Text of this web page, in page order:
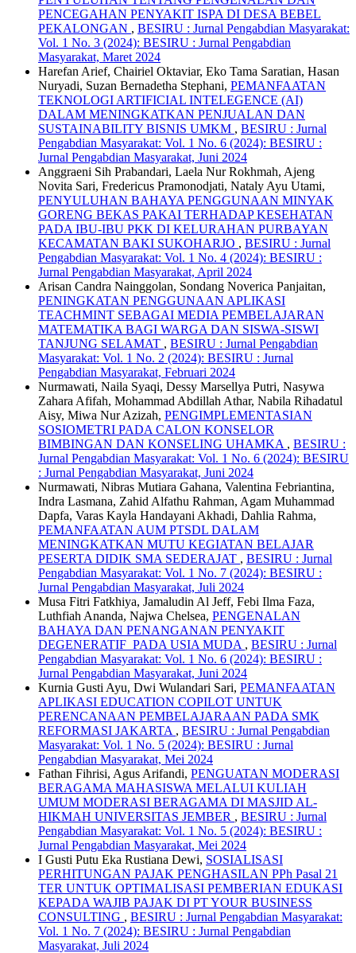
PENCEGAHAN PENYAKIT ISPA DI DESA BEBEL
PEKALONGAN , BESIRU : Jurnal Pengabdian Masyarakat:
Vol. 1 No. 3 (2024): BESIRU : Jurnal Pengabdian
Masyarakat, Maret 2024
Harefan Arief, Chairiel Oktaviar, Eko Tama Saratian, Hasan
Nuryadi, Suzan Bernadetha Stephani, PEMANFAATAN
TEKNOLOGI ARTIFICIAL INTELEGENCE (AI)
DALAM MENINGKATKAN PENJUALAN DAN
SUSTAINABILITY BISNIS UMKM , BESIRU : Jurnal
Pengabdian Masyarakat: Vol. 1 No. 6 (2024): BESIRU :
Jurnal Pengabdian Masyarakat, Juni 2024
Anggraeni Sih Prabandari, Laela Nur Rokhmah, Ajeng
Novita Sari, Fredericus Pramonodjati, Nataly Ayu Utami,
PENYULUHAN BAHAYA PENGGUNAAN MINYAK
GORENG BEKAS PAKAI TERHADAP KESEHATAN
PADA IBU-IBU PKK DI KELURAHAN PURBAYAN
KECAMATAN BAKI SUKOHARJO , BESIRU : Jurnal
Pengabdian Masyarakat: Vol. 1 No. 4 (2024): BESIRU :
Jurnal Pengabdian Masyarakat, April 2024
Arisan Candra Nainggolan, Sondang Noverica Panjaitan,
PENINGKATAN PENGGUNAAN APLIKASI
TEACHMINT SEBAGAI MEDIA PEMBELAJARAN
MATEMATIKA BAGI WARGA DAN SISWA-SISWI
TANJUNG SELAMAT , BESIRU : Jurnal Pengabdian
Masyarakat: Vol. 1 No. 2 (2024): BESIRU : Jurnal
Pengabdian Masyarakat, Februari 2024
Nurmawati, Naila Syaqi, Dessy Marsellya Putri, Nasywa
Zahara Afifah, Mohammad Abdillah Athar, Nabila Rihadatul
Aisy, Miwa Nur Azizah, PENGIMPLEMENTASIAN
SOSIOMETRI PADA CALON KONSELOR
BIMBINGAN DAN KONSELING UHAMKA , BESIRU :
Jurnal Pengabdian Masyarakat: Vol. 1 No. 6 (2024): BESIRU
: Jurnal Pengabdian Masyarakat, Juni 2024
Nurmawati, Nibras Mutiara Gahana, Valentina Febriantina,
Indra Lasmana, Zahid Alfathu Rahman, Agam Muhammad
Dapfa, Varas Kayla Handayani Akhadi, Dahlia Rahma,
PEMANFAATAN AUM PTSDL DALAM
MENINGKATKAN MUTU KEGIATAN BELAJAR
PESERTA DIDIK SMA SEDERAJAT , BESIRU : Jurnal
Pengabdian Masyarakat: Vol. 1 No. 7 (2024): BESIRU :
Jurnal Pengabdian Masyarakat, Juli 2024
Musa Fitri Fatkhiya, Jamaludin Al Jeff, Febi Ilma Faza,
Luthfiah Ananda, Najwa Chelsea, PENGENALAN
BAHAYA DAN PENANGANAN PENYAKIT
DEGENERATIF PADA USIA MUDA , BESIRU : Jurnal
Pengabdian Masyarakat: Vol. 1 No. 6 (2024): BESIRU :
Jurnal Pengabdian Masyarakat, Juni 2024
Kurnia Gusti Ayu, Dwi Wulandari Sari, PEMANFAATAN
APLIKASI EDUCATION COPILOT UNTUK
PERENCANAAN PEMBELAJARAAN PADA SMK
REFORMASI JAKARTA , BESIRU : Jurnal Pengabdian
Masyarakat: Vol. 1 No. 5 (2024): BESIRU : Jurnal
Pengabdian Masyarakat, Mei 2024
Fathan Fihrisi, Agus Arifandi, PENGUATAN MODERASI
BERAGAMA MAHASISWA MELALUI KULIAH
UMUM MODERASI BERAGAMA DI MASJID AL-
HIKMAH UNIVERSITAS JEMBER , BESIRU : Jurnal
Pengabdian Masyarakat: Vol. 1 No. 5 (2024): BESIRU :
Jurnal Pengabdian Masyarakat, Mei 2024
I Gusti Putu Eka Rustiana Dewi, SOSIALISASI
PERHITUNGAN PAJAK PENGHASILAN PPh Pasal 21
TER UNTUK OPTIMALISASI PEMBERIAN EDUKASI
KEPADA WAJIB PAJAK DI PT YOUR BUSINESS
CONSULTING , BESIRU : Jurnal Pengabdian Masyarakat:
Vol. 1 No. 7 (2024): BESIRU : Jurnal Pengabdian
Masyarakat, Juli 2024